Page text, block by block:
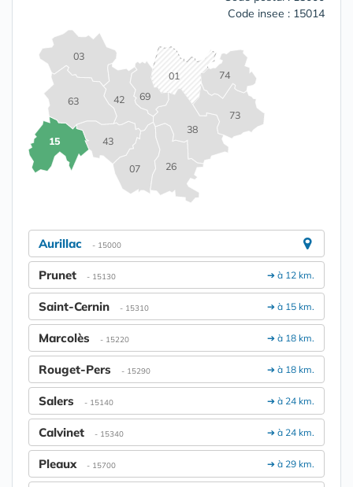
Code insee : 15014
01
03
07
15
26
38
42
43
63
69
73
74
Aurillac - 15000
➔ à 12 km.
Prunet - 15130
➔ à 15 km.
Saint-Cernin - 15310
➔ à 18 km.
Marcolès - 15220
➔ à 18 km.
Rouget-Pers - 15290
➔ à 24 km.
Salers - 15140
➔ à 24 km.
Calvinet - 15340
➔ à 29 km.
Pleaux - 15700